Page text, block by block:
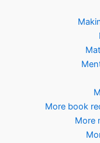
More book
More